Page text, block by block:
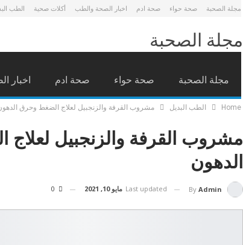
مجلة الصحبة صحة حواء صحة ادم اخبار الصحة والطب أكلات صحية الطب
مجلة الصحبة
مجلة الصحبة صحة حواء صحة ادم اخبار
كيف العناية بالشعر العناية بالبشرة صحة Home الطب البديل مشروب القرفة والزنجبيل لعلاج الضغط وحرق
مشروب القرفة والزنجبيل
الدهون
By Admin
Last updated مايو 10, 2021